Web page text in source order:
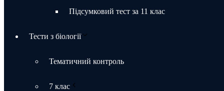
Підсумковий тест за 11 клас
Тести з біології
Тематичний контроль
7 клас